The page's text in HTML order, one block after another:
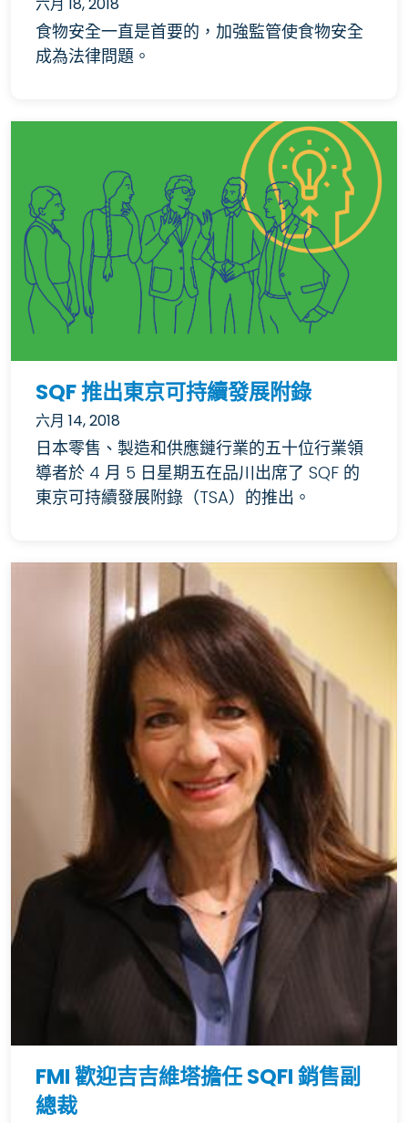
六月 18, 2018
食物安全一直是首要的，加強監管使食物安全
成為法律問題。
SQF 推出東京可持續發展附錄
六月 14, 2018
日本零售、製造和供應鏈行業的五十位行業領
導者於 4 月 5 日星期五在品川出席了 SQF 的
東京可持續發展附錄（TSA）的推出。
FMI 歡迎吉吉維塔擔任 SQFI 銷售副
總裁